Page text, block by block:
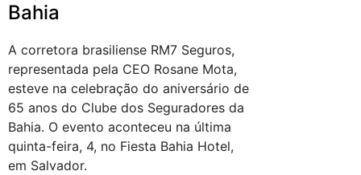
Bahia
A corretora brasiliense RM7 Seguros,
representada pela CEO Rosane Mota,
esteve na celebração do aniversário de
65 anos do Clube dos Seguradores da
Bahia. O evento aconteceu na última
quinta-feira, 4, no Fiesta Bahia Hotel,
em Salvador.